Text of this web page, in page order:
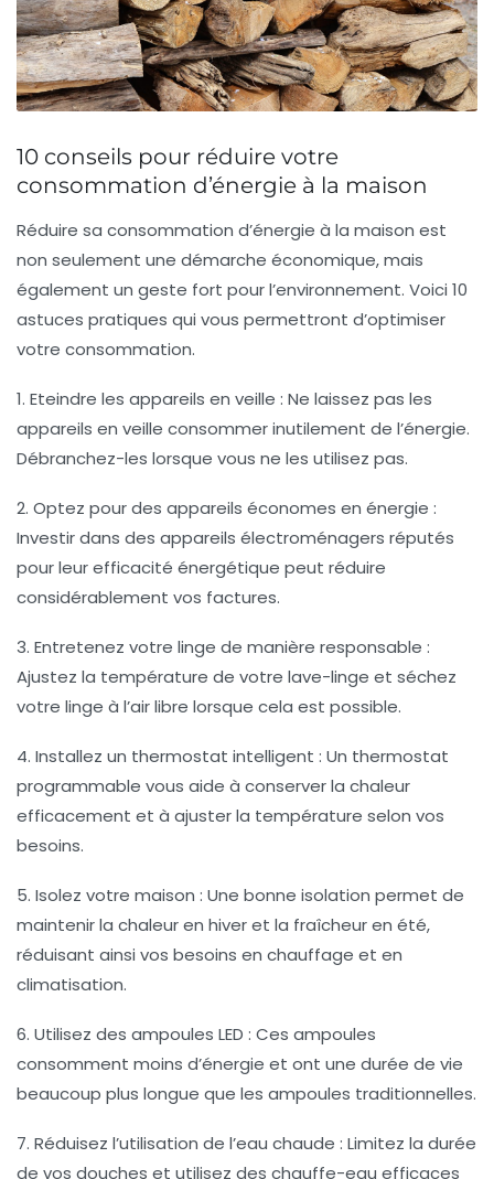
10 conseils pour réduire votre
consommation d’énergie à la maison
Réduire sa consommation d’énergie à la maison est
non seulement une démarche économique, mais
également un geste fort pour l’environnement. Voici 10
astuces pratiques qui vous permettront d’optimiser
votre consommation.
1. Eteindre les appareils en veille : Ne laissez pas les
appareils en veille consommer inutilement de l’énergie.
Débranchez-les lorsque vous ne les utilisez pas.
2. Optez pour des appareils économes en énergie :
Investir dans des appareils électroménagers réputés
pour leur efficacité énergétique peut réduire
considérablement vos factures.
3. Entretenez votre linge de manière responsable :
Ajustez la température de votre lave-linge et séchez
votre linge à l’air libre lorsque cela est possible.
4. Installez un thermostat intelligent : Un thermostat
programmable vous aide à conserver la chaleur
efficacement et à ajuster la température selon vos
besoins.
5. Isolez votre maison : Une bonne isolation permet de
maintenir la chaleur en hiver et la fraîcheur en été,
réduisant ainsi vos besoins en chauffage et en
climatisation.
6. Utilisez des ampoules LED : Ces ampoules
consomment moins d’énergie et ont une durée de vie
beaucoup plus longue que les ampoules traditionnelles.
7. Réduisez l’utilisation de l’eau chaude : Limitez la durée
de vos douches et utilisez des chauffe-eau efficaces